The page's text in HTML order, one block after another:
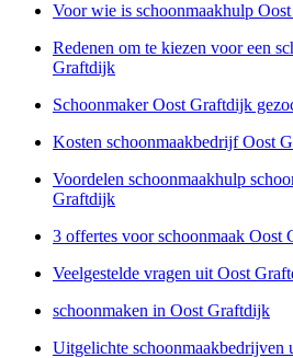
Voor wie is schoonmaakhulp
Redenen om te kiezen voor een
Graftdijk
Schoonmaker Oost Graftdijk
Kosten schoonmaakbedrijf Oost
Voordelen schoonmaakhulp
Graftdijk
3 offertes voor schoonmaak Oost
Veelgestelde vragen uit Oost
schoonmaken in Oost Graftdijk
Uitgelichte schoonmaakbedrijven